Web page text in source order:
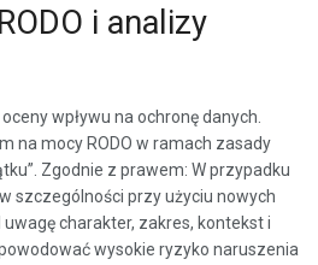
i analizy
wpływu na ochronę danych.
na mocy RODO w ramach zasady
Zgodnie z prawem: W przypadku
szczególności przy użyciu nowych
charakter, zakres, kontekst i
wysokie ryzyko naruszenia